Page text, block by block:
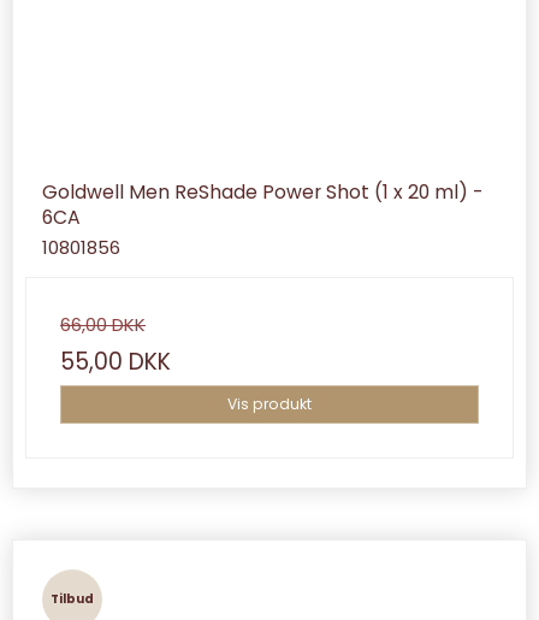
Goldwell Men ReShade Power Shot (1 x 20 ml) -
6CA
10801856
66,00 DKK
55,00 DKK
Vis produkt
Tilbud